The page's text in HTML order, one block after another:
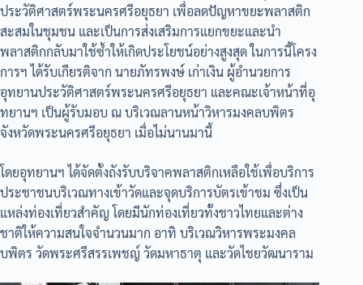
ประวัติศาสตร์พระนครศรีอยุธยา เพื่อลดปัญหาขยะพลาสติก
สะสมในชุมชน และเป็นการส่งเสริมการแยกขยะและนำ
พลาสติกกลับมาใช้ซ้ำให้เกิดประโยชน์อย่างสูงสุด ในการนี้โครง
การฯ ได้รับเกียรติจาก นายภัทรพงษ์ เก่าเงิน ผู้อำนวยการ
อุทยานประวัติศาสตร์พระนครศรีอยุธยา และคณะเจ้าหน้าที่อุ
ทยานฯ เป็นผู้รับมอบ ณ บริเวณลานหน้าวิหารมงคลบพิตร
จังหวัดพระนครศรีอยุธยา เมื่อไม่นานมานี้
โดยอุทยานฯ ได้จัดตั้งถังรับบริจาคพลาสติกเหลือใช้เพื่อบริการ
ประชาชนบริเวณทางเข้าวัดและจุดบริการบัตรเข้าชม ซึ่งเป็น
แหล่งท่องเที่ยวสำคัญ โดยมีนักท่องเที่ยวทั้งชาวไทยและต่าง
ชาติให้ความสนใจจำนวนมาก อาทิ บริเวณวิหารพระมงคล
บพิตร วัดพระศรีสรรเพชญ์ วัดมหาธาตุ และวัดไชยวัฒนาราม